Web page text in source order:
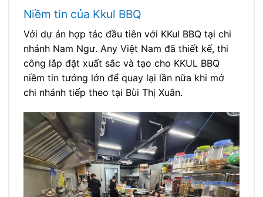
Niềm tin của Kkul BBQ
Với dự án hợp tác đầu tiên với KKul BBQ tại chi
nhánh Nam Ngư. Any Việt Nam đã thiết kế, thi
công lắp đặt xuất sắc và tạo cho KKUL BBQ
niềm tin tưởng lớn để quay lại lần nữa khi mở
chi nhánh tiếp theo tại Bùi Thị Xuân.